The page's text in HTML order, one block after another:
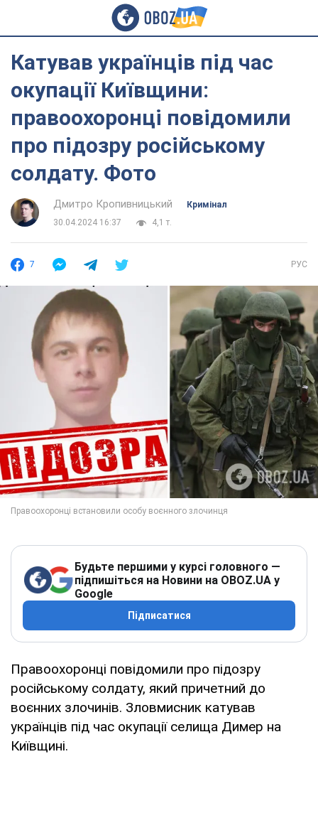
Катував українців під час
окупації Київщини:
правоохоронці повідомили
про підозру російському
солдату. Фото
Дмитро Кропивницький
Кримінал
30.04.2024 16:37
4,1 т.
7 РУС
Будьте першими у курсі головного —
підпишіться на Новини на OBOZ.UA у
Google
Підписатися
Правоохоронці повідомили про підозру
російському солдату, який причетний до
воєнних злочинів. Зловмисник катував
українців під час окупації селища Димер на
Київщині.